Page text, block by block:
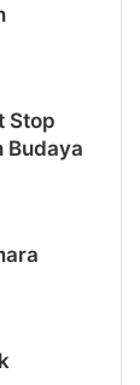
Stop
Budaya